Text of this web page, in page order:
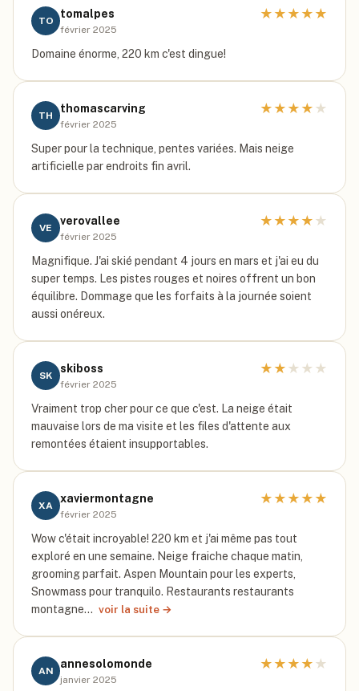
TO
tomalpes
février 2025
★ ★ ★ ★ ★
Domaine énorme, 220 km c'est dingue!
TH
thomascarving
février 2025
★ ★ ★ ★ ★
Super pour la technique, pentes variées. Mais neige
artificielle par endroits fin avril.
VE
verovallee
février 2025
★ ★ ★ ★ ★
Magnifique. J'ai skié pendant 4 jours en mars et j'ai eu du
super temps. Les pistes rouges et noires offrent un bon
équilibre. Dommage que les forfaits à la journée soient
aussi onéreux.
SK
skiboss
février 2025
★ ★ ★ ★ ★
Vraiment trop cher pour ce que c'est. La neige était
mauvaise lors de ma visite et les files d'attente aux
remontées étaient insupportables.
XA
xaviermontagne
février 2025
★ ★ ★ ★ ★
Wow c'était incroyable! 220 km et j'ai même pas tout
exploré en une semaine. Neige fraiche chaque matin,
grooming parfait. Aspen Mountain pour les experts,
Snowmass pour tranquilo. Restaurants restaurants
montagne… voir la suite →
AN
annesolomonde
janvier 2025
★ ★ ★ ★ ★